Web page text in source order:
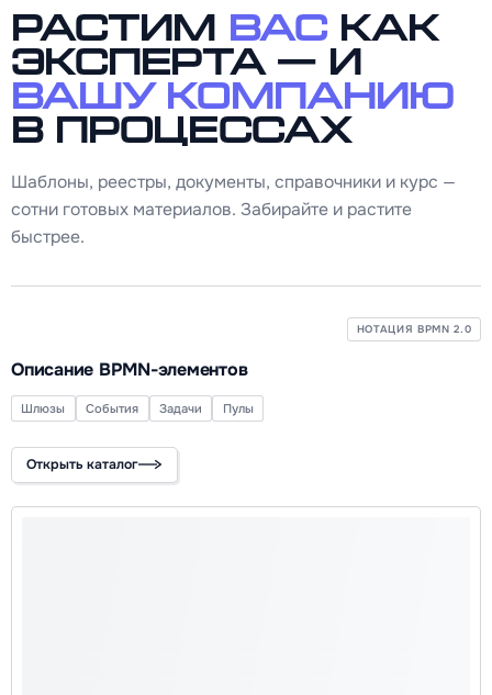
Растим васкак
эксперта — и
вашу компанию
в процессах
Шаблоны, реестры, документы, справочники и курс —
сотни готовых материалов. Забирайте и растите
быстрее.
НОТАЦИЯ BPMN 2.0
Описание BPMN-элементов
Шлюзы События Задачи Пулы
Открыть каталог